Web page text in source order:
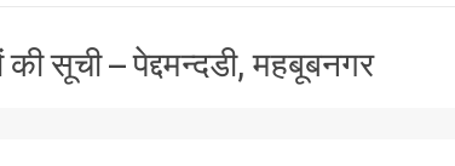
की सूची – पेद्दमन्दडी, महबूबनगर